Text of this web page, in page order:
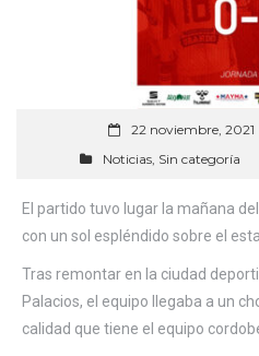
22 noviembre, 2021
Noticias, Sin categoría
El partido tuvo lugar la mañana
con un sol espléndido sobre el
Tras remontar en la ciudad
Palacios, el equipo llegaba a un
calidad que tiene el equipo